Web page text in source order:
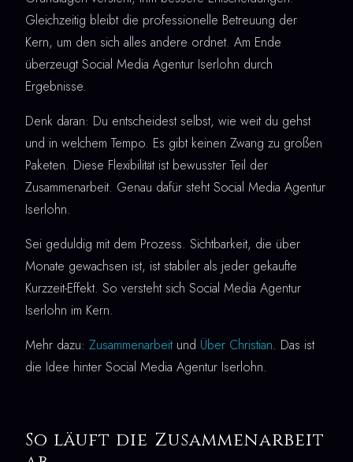
Gleichzeitig bleibt die professionelle Betreuung der
Kern, um den sich alles andere ordnet. Am Ende
überzeugt Social Media Agentur Iserlohn durch
Ergebnisse.
Denk daran: Du entscheidest selbst, wie weit du gehst
und in welchem Tempo. Es gibt keinen Zwang zu großen
Paketen. Diese Flexibilität ist bewusster Teil der
Zusammenarbeit. Genau dafür steht Social Media Agentur
Iserlohn.
Sei geduldig mit dem Prozess. Sichtbarkeit, die über
Monate gewachsen ist, ist stabiler als jeder gekaufte
Kurzzeit-Effekt. So versteht sich Social Media Agentur
Iserlohn im Kern.
Mehr dazu: Zusammenarbeit und Über Christian. Das ist
die Idee hinter Social Media Agentur Iserlohn.
So läuft die Zusammenarbeit